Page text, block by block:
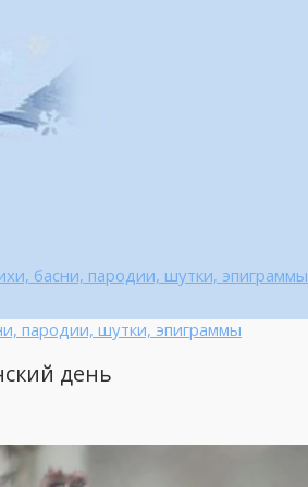
басни, пародии, шутки, эпиграммы
пародии, шутки, эпиграммы
день